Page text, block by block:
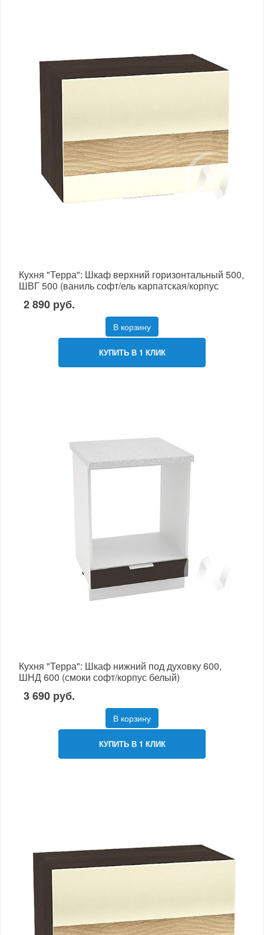
Кухня "Терра": Шкаф верхний горизонтальный 500,
ШВГ 500 (ваниль софт/ель карпатская/корпус
2 890 руб.
В корзину
КУПИТЬ В 1 КЛИК
Кухня "Терра": Шкаф нижний под духовку 600,
ШНД 600 (смоки софт/корпус белый)
3 690 руб.
В корзину
КУПИТЬ В 1 КЛИК